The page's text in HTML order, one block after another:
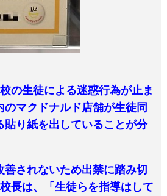
の生徒による迷惑行為が止ま
のマクドナルド店舗が生徒同
貼り紙を出していることが分
されないため出禁に踏み切
長は、「生徒らを指導はして